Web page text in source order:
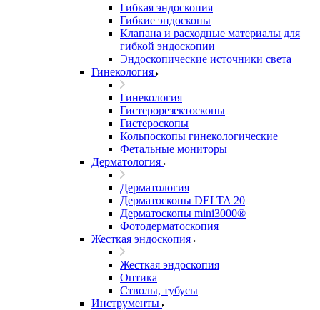
Гибкая эндоскопия
Гибкие эндоскопы
Клапана и расходные материалы для
гибкой эндоскопии
Эндоскопические источники света
Гинекология
Гинекология
Гистерорезектоскопы
Гистероскопы
Кольпоскопы гинекологические
Фетальные мониторы
Дерматология
Дерматология
Дерматоскопы DELTA 20
Дерматоскопы mini3000®
Фотодерматоскопия
Жесткая эндоскопия
Жесткая эндоскопия
Оптика
Стволы, тубусы
Инструменты